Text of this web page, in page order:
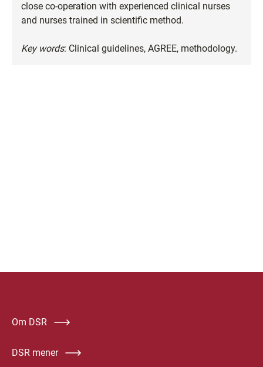
close co-operation with experienced clinical nurses
and nurses trained in scientific method.
Key words: Clinical guidelines, AGREE, methodology.
Om DSR
DSR mener